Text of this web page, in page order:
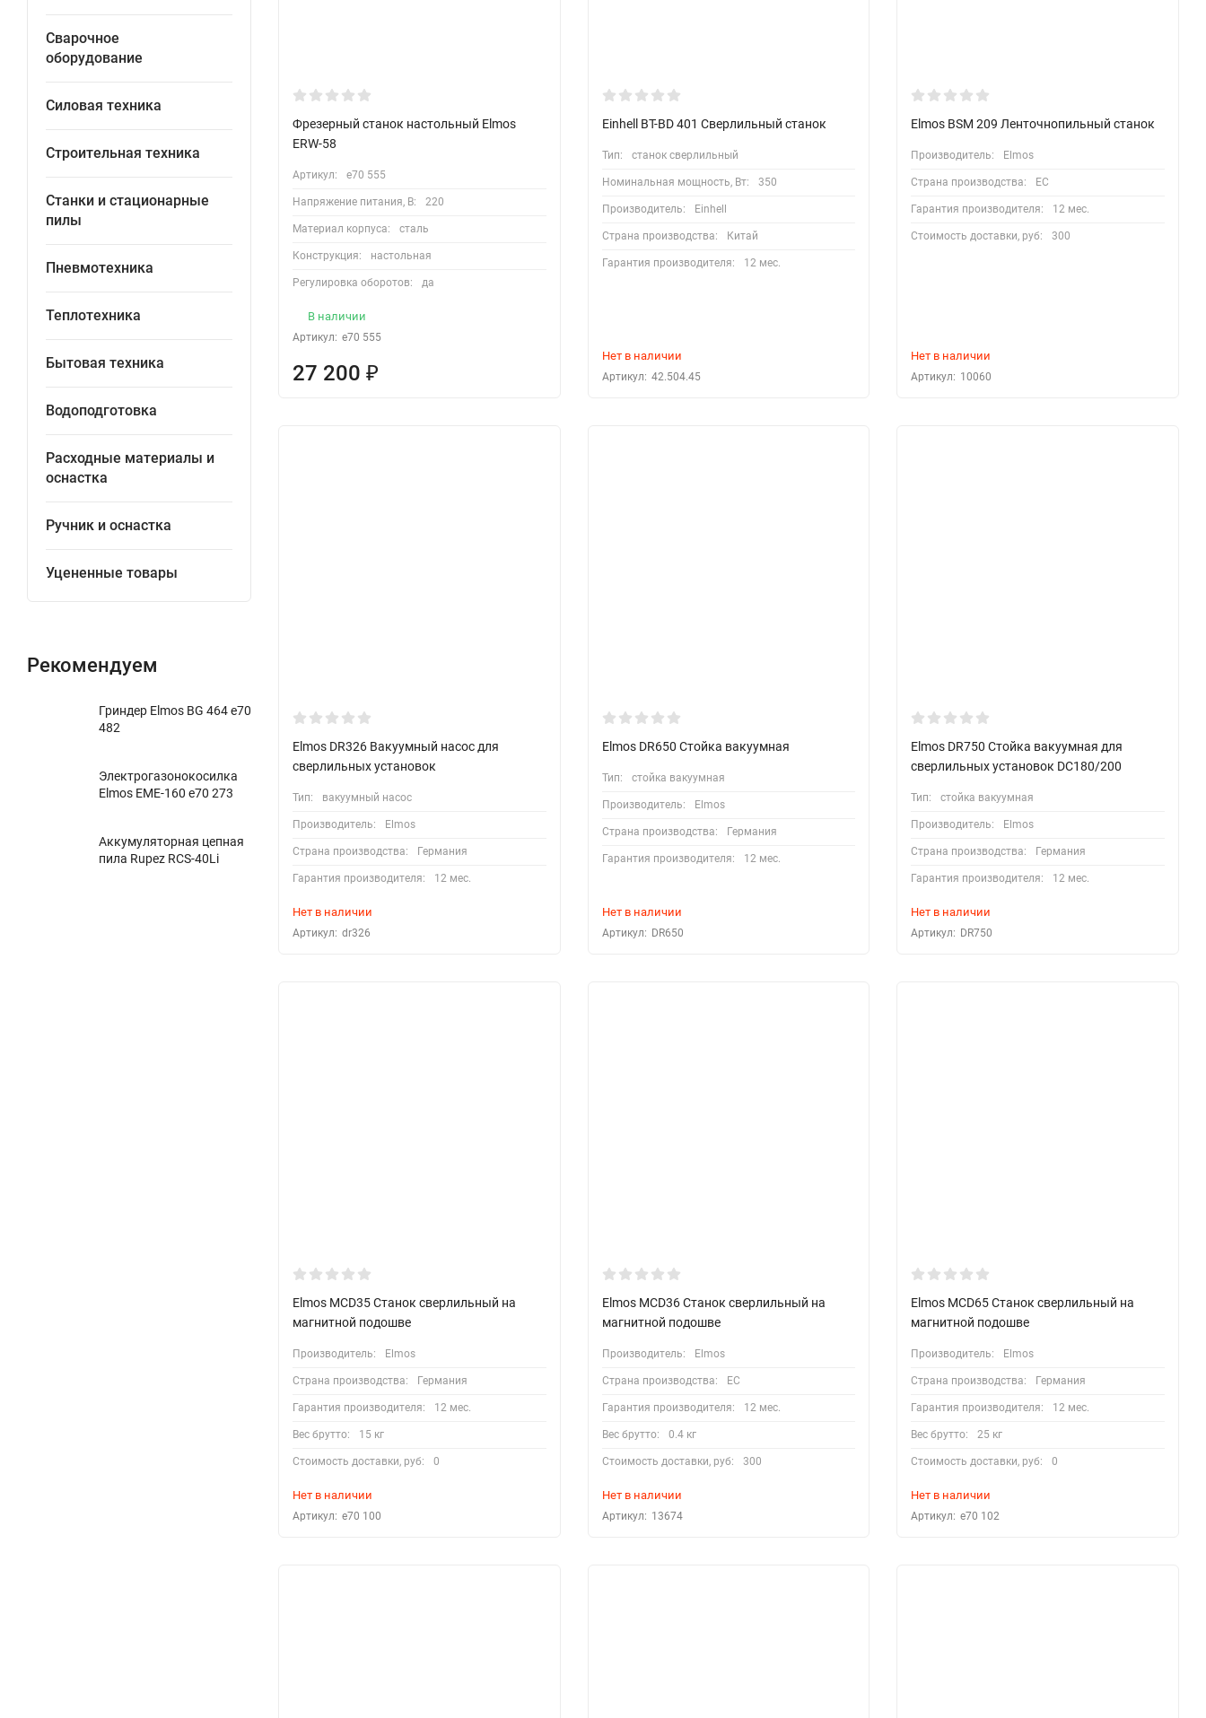
Сварочное
оборудование
Силовая техника
Строительная техника
Станки и стационарные
пилы
Пневмотехника
Теплотехника
Бытовая техника
Водоподготовка
Расходные материалы и
оснастка
Ручник и оснастка
Уцененные товары
Рекомендуем
Гриндер Elmos BG 464 e70
482
Электрогазонокосилка
Elmos EME-160 e70 273
Аккумуляторная цепная
пила Rupez RCS-40Li
Фрезерный станок настольный Elmos
ERW-58
Артикул: e70 555
Напряжение питания, В: 220
Материал корпуса: сталь
Конструкция: настольная
Регулировка оборотов: да
В наличии
Артикул: e70 555
27 200 ₽
Einhell BT-BD 401 Сверлильный станок
Тип: станок сверлильный
Номинальная мощность, Вт: 350
Производитель: Einhell
Страна производства: Китай
Гарантия производителя: 12 мес.
Нет в наличии
Артикул: 42.504.45
Elmos BSM 209 Ленточнопильный станок
Производитель: Elmos
Страна производства: EC
Гарантия производителя: 12 мес.
Стоимость доставки, руб: 300
Нет в наличии
Артикул: 10060
Elmos DR326 Вакуумный насос для
сверлильных установок
Тип: вакуумный насос
Производитель: Elmos
Страна производства: Германия
Гарантия производителя: 12 мес.
Нет в наличии
Артикул: dr326
Elmos DR650 Стойка вакуумная
Тип: стойка вакуумная
Производитель: Elmos
Страна производства: Германия
Гарантия производителя: 12 мес.
Нет в наличии
Артикул: DR650
Elmos DR750 Стойка вакуумная для
сверлильных установок DC180/200
Тип: стойка вакуумная
Производитель: Elmos
Страна производства: Германия
Гарантия производителя: 12 мес.
Нет в наличии
Артикул: DR750
Elmos MCD35 Станок сверлильный на
магнитной подошве
Производитель: Elmos
Страна производства: Германия
Гарантия производителя: 12 мес.
Вес брутто: 15 кг
Стоимость доставки, руб: 0
Нет в наличии
Артикул: e70 100
Elmos MCD36 Станок сверлильный на
магнитной подошве
Производитель: Elmos
Страна производства: EC
Гарантия производителя: 12 мес.
Вес брутто: 0.4 кг
Стоимость доставки, руб: 300
Нет в наличии
Артикул: 13674
Elmos MCD65 Станок сверлильный на
магнитной подошве
Производитель: Elmos
Страна производства: Германия
Гарантия производителя: 12 мес.
Вес брутто: 25 кг
Стоимость доставки, руб: 0
Нет в наличии
Артикул: e70 102